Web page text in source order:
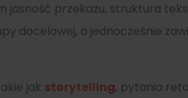
jasność przekazu, struktura
docelowej, a jednocześnie
jak storytelling, pytania